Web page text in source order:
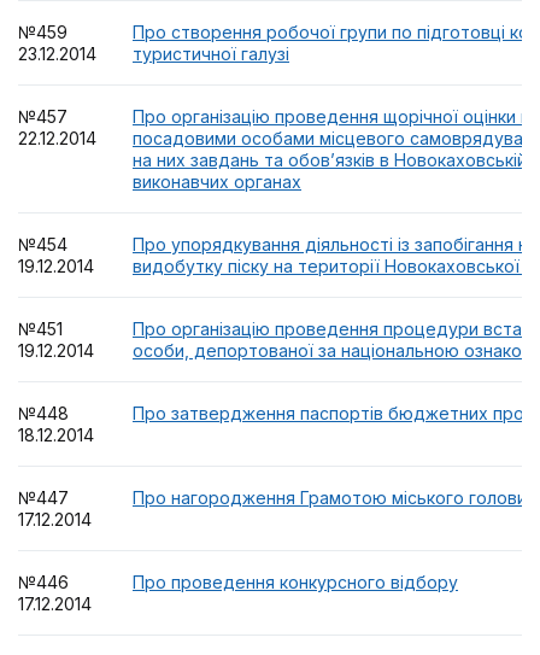
№459
23.12.2014
Про створення робочої групи по підготовці
туристичної галузі
№457
22.12.2014
Про організацію проведення щорічної оцінки
посадовими особами місцевого
на них завдань та обов’язків в Новокаховській
виконавчих органах
№454
19.12.2014
Про упорядкування діяльності із запобігання
видобутку піску на території Новокаховської
№451
19.12.2014
Про організацію проведення процедури
особи, депортованої за національною ознакою
№448
18.12.2014
Про затвердження паспортів бюджетних
№447
17.12.2014
Про нагородження Грамотою міського голови
№446
17.12.2014
Про проведення конкурсного відбору